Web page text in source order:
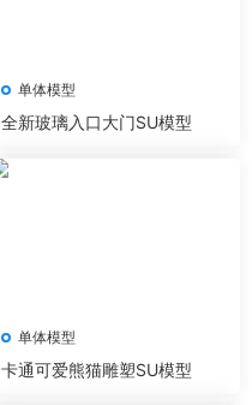
单体模型
全新玻璃入口大门SU模型
单体模型
卡通可爱熊猫雕塑SU模型